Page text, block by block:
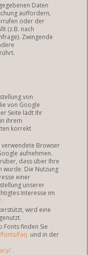
Daten
auffordern,
oder der
(z.B. nach
Zwingende
von
von Google
Seite lädt Ihr
ihrem
korrekt
Browser
aufnehmen.
dass über Ihre
wurde. Die Nutzung
einer
unserer
Interesse im
wird eine
Fonts finden Sie
faq und in der
.